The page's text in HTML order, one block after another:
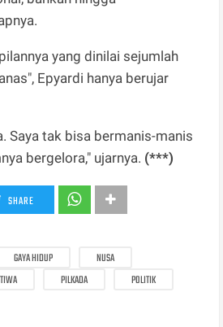
yang dinilai sejumlah
Epyardi hanya berujar
Saya tak bisa bermanis-manis
bergelora," ujarnya. (***)
SHARE
GAYA HIDUP
NUSA
PILKADA
POLITIK